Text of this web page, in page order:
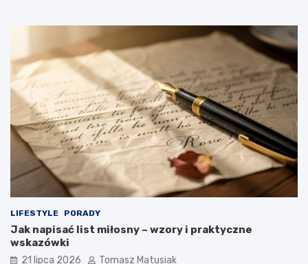
LIFESTYLE PORADY
Jak napisać list miłosny – wzory i praktyczne
wskazówki
21 lipca 2026 Tomasz Matusiak